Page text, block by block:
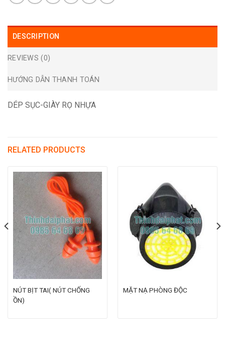
DESCRIPTION
REVIEWS (0)
HƯỚNG DẪN THANH TOÁN
DÉP SỤC-GIÀY RỌ NHỰA
RELATED PRODUCTS
NÚT BỊT TAI( NÚT CHỐNG
ỒN)
MẶT NẠ PHÒNG ĐỘC